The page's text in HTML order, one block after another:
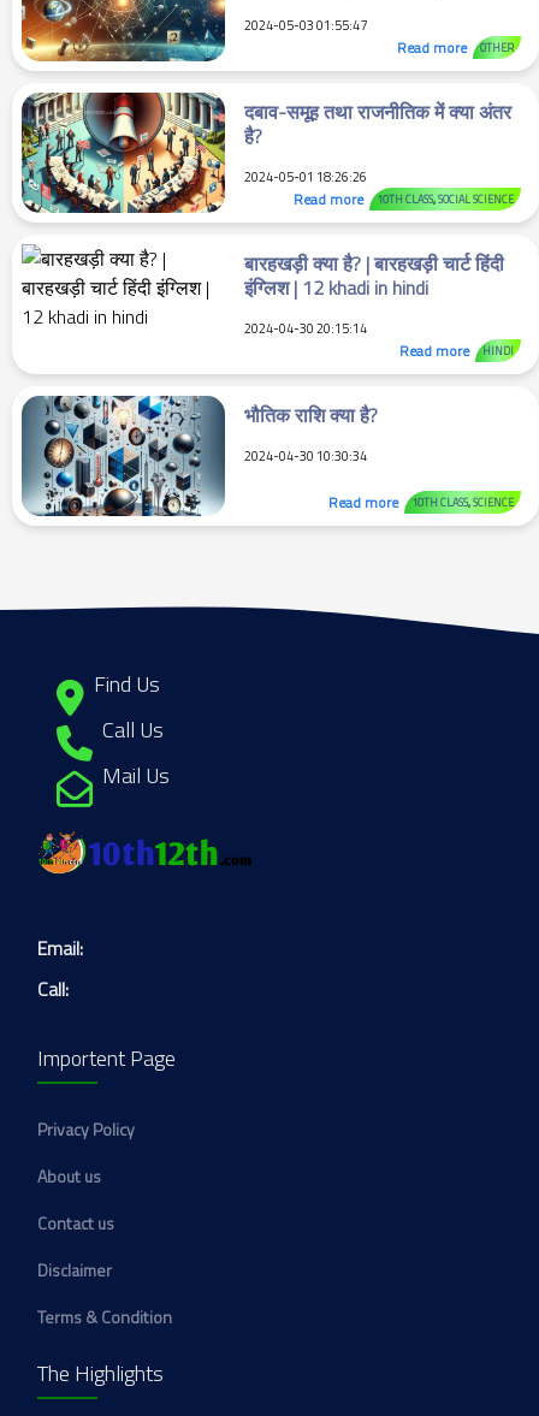
2024-05-03 01:55:47
Read more OTHER
दबाव-समूह तथा राजनीतिक में क्या अंतर
है?
2024-05-01 18:26:26
Read more 10TH CLASS,SOCIAL SCIENCE
बारहखड़ी क्या है? | बारहखड़ी चार्ट हिंदी
इंग्लिश | 12 khadi in hindi
2024-04-30 20:15:14
Read more HINDI
भौतिक राशि क्या है?
2024-04-30 10:30:34
Read more 10TH CLASS,SCIENCE
Find Us
Call Us
Mail Us
Email:
Call:
Importent Page
Privacy Policy
About us
Contact us
Disclaimer
Terms & Condition
The Highlights